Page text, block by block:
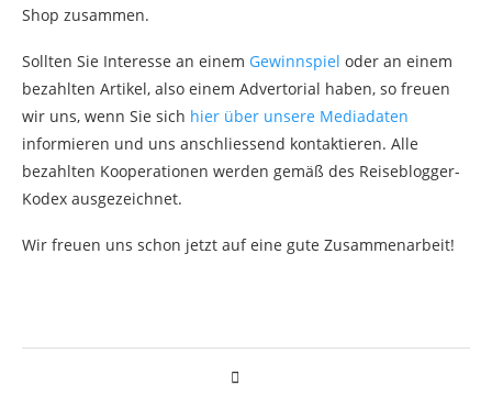
Shop zusammen.
Sollten Sie Interesse an einem Gewinnspiel oder an einem
bezahlten Artikel, also einem Advertorial haben, so freuen
wir uns, wenn Sie sich hier über unsere Mediadaten
informieren und uns anschliessend kontaktieren. Alle
bezahlten Kooperationen werden gemäß des Reiseblogger-
Kodex ausgezeichnet.
Wir freuen uns schon jetzt auf eine gute Zusammenarbeit!